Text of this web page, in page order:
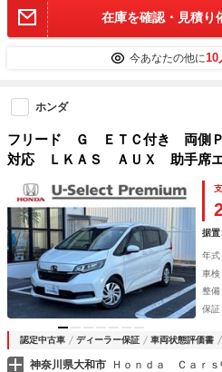
在庫を確認・見積り
今あなたの他に10
ホンダ
フリード Ｇ ＥＴＣ付き 両側
対応 ＬＫＡＳ ＡＵＸ 助手席
グ Ｂカメラ ＥＳＣ ＵＳＢ キ
ド ＡＣ パワーウインドウ エ
据置
年式
車検
整備
保証
認定中古車 ディーラー保証 車両状態評価書
神奈川県大和市